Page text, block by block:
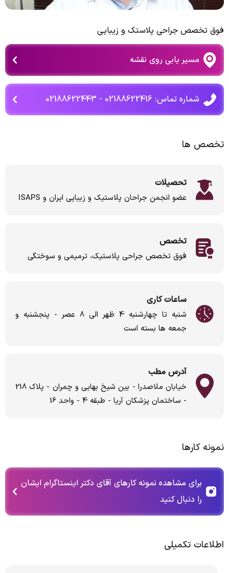
فوق تخصص جراحی پلاستک و زیبایی
مسیر یابی روی نقشه
شماره تماس: 02188622416 - 02188622443
تخصص ها
تحصیلات
عضو انجمن جراحان پلاستیک و زیبایی ایران و ISAPS
تخصص
فوق تخصص جراحی پلاستیک، ترمیمی و سوختگی
ساعات کاری
شنبه تا چهارشنبه 4 ظهر الی 8 عصر - پنجشنبه و
جمعه ها بسته است
آدرس مطب
خیابان ملاصدرا - بین شیخ بهایی و چمران - پلاک 218
- ساختمان پزشکان آریا - طبقه 4 - واحد 16
نمونه کارها
برای مشاهده نمونه کارهای آقای دکتر اینستاگرام ایشان
را دنبال کنید
اطلاعات تکمیلی